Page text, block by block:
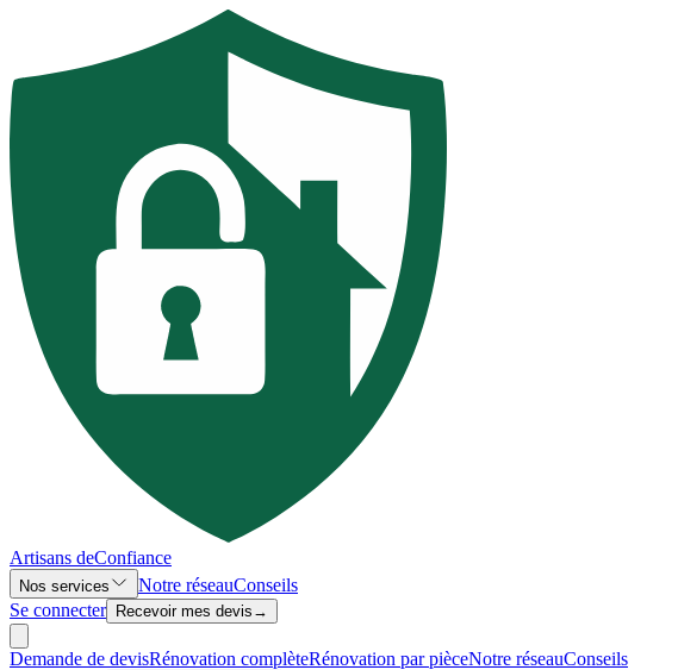
Artisans deConfiance
Nos services Notre réseauConseils
Se connecter
Recevoir mes devis →
Demande de devisRénovation complèteRénovation par pièceNotre réseauConseils